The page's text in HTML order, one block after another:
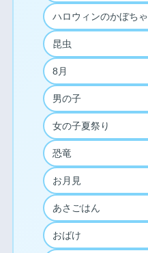
ハロウィンのかぼちゃ
昆虫
8月
男の子
女の子夏祭り
恐竜
お月見
あさごはん
おばけ